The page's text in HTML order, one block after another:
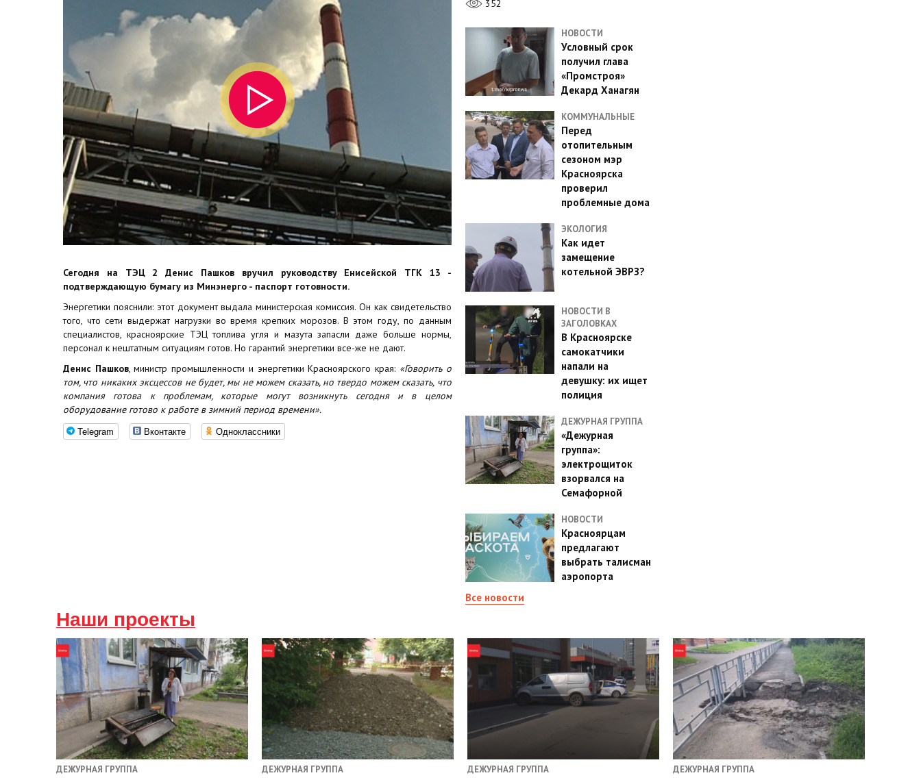
Сегодня на ТЭЦ 2 Денис Пашков вручил руководству Енисейской ТГК 13 -
подтверждающую бумагу из Минэнерго - паспорт готовности.
Энергетики пояснили: этот документ выдала министерская комиссия. Он как свидетельство
того, что сети выдержат нагрузки во время крепких морозов. В этом году, по данным
специалистов, красноярские ТЭЦ топлива угля и мазута запасли даже больше нормы,
персонал к нештатным ситуациям готов. Но гарантий энергетики все-же не дают.
Денис Пашков, министр промышленности и энергетики Красноярского края: «Говорить о
том, что никаких эксцессов не будет, мы не можем сказать, но твердо можем сказать, что
компания готова к проблемам, которые могут возникнуть сегодня и в целом
оборудование готово к работе в зимний период времени».
Telegram Вконтакте Одноклассники
352
НОВОСТИ
Условный срок
получил глава
«Промстроя»
Декард Ханагян
КОММУНАЛЬНЫЕ
Перед
отопительным
сезоном мэр
Красноярска
проверил
проблемные дома
ЭКОЛОГИЯ
Как идет
замещение
котельной ЭВРЗ?
НОВОСТИ В
ЗАГОЛОВКАХ
В Красноярске
самокатчики
напали на
девушку: их ищет
полиция
ДЕЖУРНАЯ ГРУППА
«Дежурная
группа»:
электрощиток
взорвался на
Семафорной
НОВОСТИ
Красноярцам
предлагают
выбрать талисман
аэропорта
Все новости
Наши проекты
ДЕЖУРНАЯ ГРУППА ДЕЖУРНАЯ ГРУППА ДЕЖУРНАЯ ГРУППА ДЕЖУРНАЯ ГРУППА